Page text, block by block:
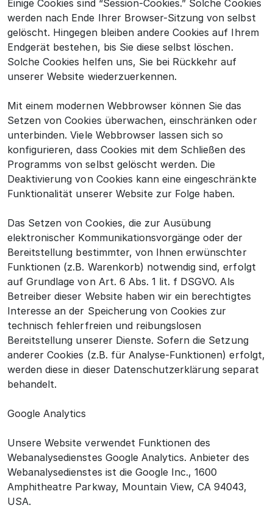
Einige Cookies sind “Session-Cookies.” Solche Cookies
werden nach Ende Ihrer Browser-Sitzung von selbst
gelöscht. Hingegen bleiben andere Cookies auf Ihrem
Endgerät bestehen, bis Sie diese selbst löschen.
Solche Cookies helfen uns, Sie bei Rückkehr auf
unserer Website wiederzuerkennen.
Mit einem modernen Webbrowser können Sie das
Setzen von Cookies überwachen, einschränken oder
unterbinden. Viele Webbrowser lassen sich so
konfigurieren, dass Cookies mit dem Schließen des
Programms von selbst gelöscht werden. Die
Deaktivierung von Cookies kann eine eingeschränkte
Funktionalität unserer Website zur Folge haben.
Das Setzen von Cookies, die zur Ausübung
elektronischer Kommunikationsvorgänge oder der
Bereitstellung bestimmter, von Ihnen erwünschter
Funktionen (z.B. Warenkorb) notwendig sind, erfolgt
auf Grundlage von Art. 6 Abs. 1 lit. f DSGVO. Als
Betreiber dieser Website haben wir ein berechtigtes
Interesse an der Speicherung von Cookies zur
technisch fehlerfreien und reibungslosen
Bereitstellung unserer Dienste. Sofern die Setzung
anderer Cookies (z.B. für Analyse-Funktionen) erfolgt,
werden diese in dieser Datenschutzerklärung separat
behandelt.
Google Analytics
Unsere Website verwendet Funktionen des
Webanalysedienstes Google Analytics. Anbieter des
Webanalysedienstes ist die Google Inc., 1600
Amphitheatre Parkway, Mountain View, CA 94043,
USA.